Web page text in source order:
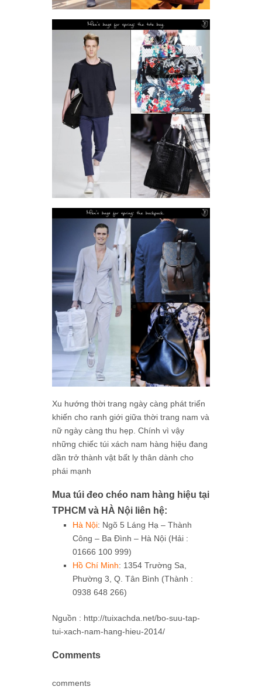
Xu hướng thời trang ngày càng phát triển
khiến cho ranh giới giữa thời trang nam và
nữ ngày càng thu hẹp. Chính vì vậy
những chiếc túi xách nam hàng hiệu đang
dần trở thành vật bất ly thân dành cho
phái mạnh
Mua túi đeo chéo nam hàng hiệu tại
TPHCM và HÀ Nội liên hệ:
Hà Nội: Ngõ 5 Láng Hạ – Thành
Công – Ba Đình – Hà Nội (Hải :
01666 100 999)
Hồ Chí Minh: 1354 Trường Sa,
Phường 3, Q. Tân Bình (Thành :
0938 648 266)
Nguồn : http://tuixachda.net/bo-suu-tap-
tui-xach-nam-hang-hieu-2014/
Comments
comments